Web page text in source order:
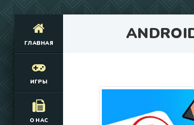
ГЛАВНАЯ
ИГРЫ
О НАС